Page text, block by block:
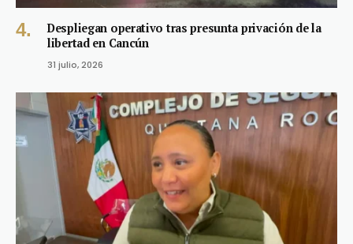
Despliegan operativo tras presunta privación de la
libertad en Cancún
31 julio, 2026